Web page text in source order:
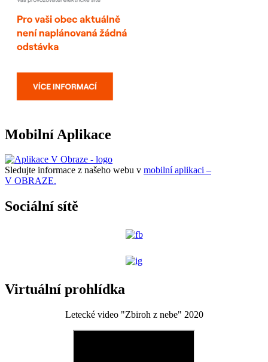
Mobilní Aplikace
Sledujte informace z našeho webu v mobilní aplikaci –
V OBRAZE.
Sociální sítě
Virtuální prohlídka
Letecké video "Zbiroh z nebe" 2020